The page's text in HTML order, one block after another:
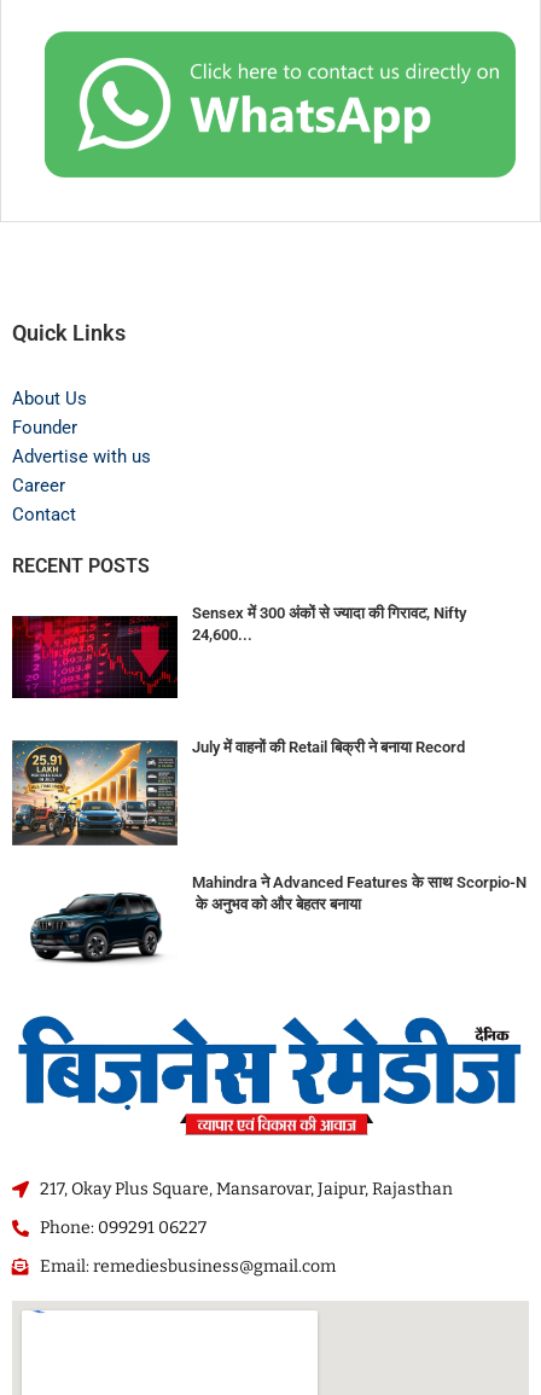
Quick Links
About Us
Founder
Advertise with us
Career
Contact
RECENT POSTS
Sensex में 300 अंकों से ज्यादा की गिरावट, Nifty
24,600...
July में वाहनों की Retail बिक्री ने बनाया Record
Mahindra ने Advanced Features के साथ Scorpio-N
के अनुभव को और बेहतर बनाया
217, Okay Plus Square, Mansarovar, Jaipur, Rajasthan
Phone: 099291 06227
Email: remediesbusiness@gmail.com